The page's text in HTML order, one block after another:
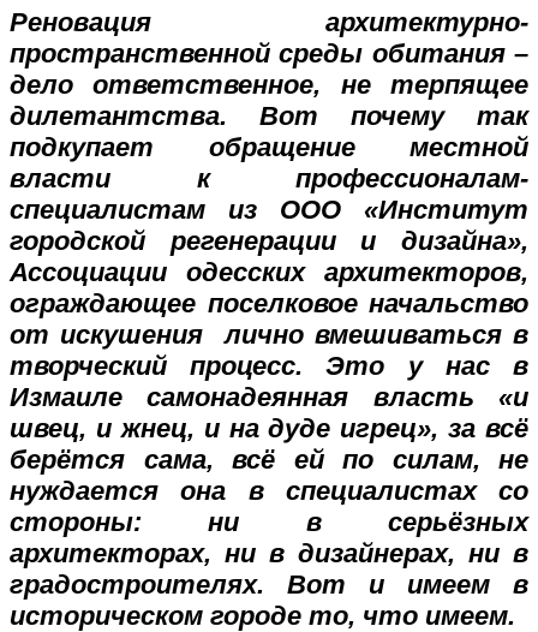
Реновация архитектурно-
пространственной среды обитания –
дело ответственное, не терпящее
дилетантства. Вот почему так
подкупает обращение местной
власти к профессионалам-
специалистам из ООО «Институт
городской регенерации и дизайна»,
Ассоциации одесских архитекторов,
ограждающее поселковое начальство
от искушения лично вмешиваться в
творческий процесс. Это у нас в
Измаиле самонадеянная власть «и
швец, и жнец, и на дуде игрец», за всё
берётся сама, всё ей по силам, не
нуждается она в специалистах со
стороны: ни в серьёзных
архитекторах, ни в дизайнерах, ни в
градостроителях. Вот и имеем в
историческом городе то, что имеем.